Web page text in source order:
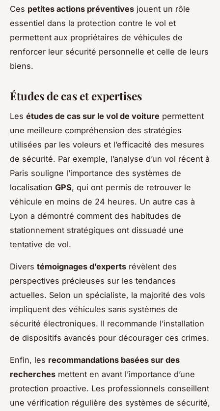
Ces petites actions préventives jouent un rôle
essentiel dans la protection contre le vol et
permettent aux propriétaires de véhicules de
renforcer leur sécurité personnelle et celle de leurs
biens.
Études de cas et expertises
Les études de cas sur le vol de voiture permettent
une meilleure compréhension des stratégies
utilisées par les voleurs et l’efficacité des mesures
de sécurité. Par exemple, l’analyse d’un vol récent à
Paris souligne l’importance des systèmes de
localisation GPS, qui ont permis de retrouver le
véhicule en moins de 24 heures. Un autre cas à
Lyon a démontré comment des habitudes de
stationnement stratégiques ont dissuadé une
tentative de vol.
Divers témoignages d’experts révèlent des
perspectives précieuses sur les tendances
actuelles. Selon un spécialiste, la majorité des vols
impliquent des véhicules sans systèmes de
sécurité électroniques. Il recommande l’installation
de dispositifs avancés pour décourager ces crimes.
Enfin, les recommandations basées sur des
recherches mettent en avant l’importance d’une
protection proactive. Les professionnels conseillent
une vérification régulière des systèmes de sécurité,